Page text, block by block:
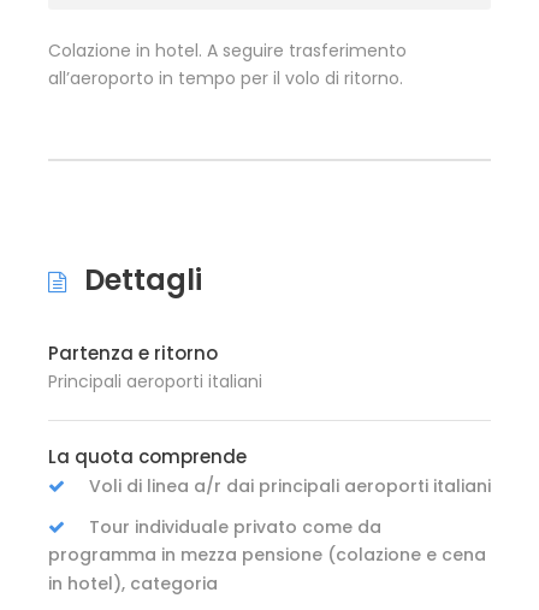
Colazione in hotel. A seguire trasferimento
all’aeroporto in tempo per il volo di ritorno.
Dettagli
Partenza e ritorno
Principali aeroporti italiani
La quota comprende
Voli di linea a/r dai principali aeroporti italiani
Tour individuale privato come da
programma in mezza pensione (colazione e cena
in hotel), categoria